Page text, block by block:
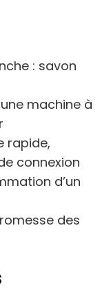
: savon
machine à
rapide,
connexion
d’un
des